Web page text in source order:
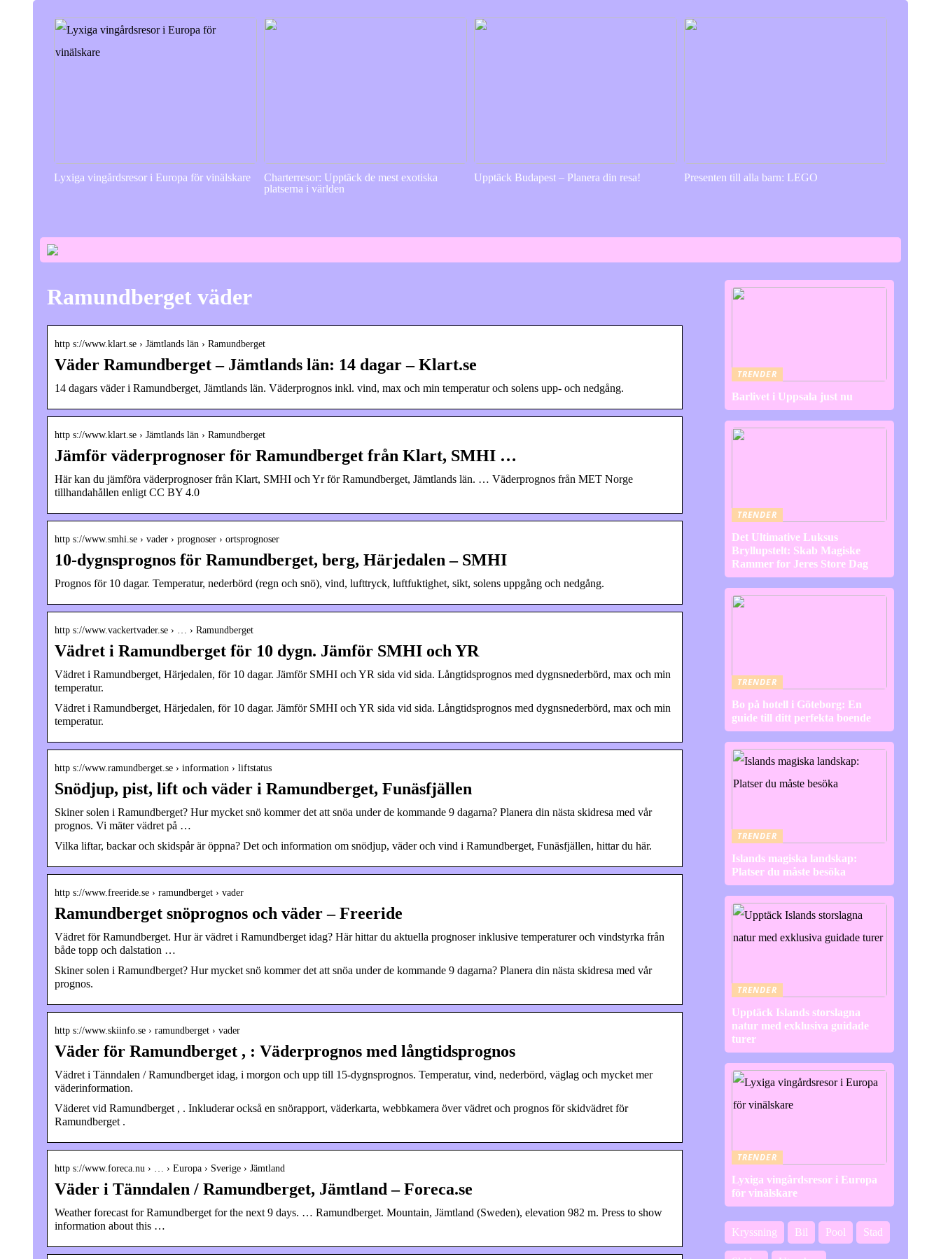
Lyxiga vingårdsresor i Europa för vinälskare
Charterresor: Upptäck de mest exotiska
platserna i världen
Upptäck Budapest – Planera din resa! Presenten till alla barn: LEGO
Ramundberget väder
http s://www.klart.se › Jämtlands län › Ramundberget
Väder Ramundberget – Jämtlands län: 14 dagar – Klart.se
14 dagars väder i Ramundberget, Jämtlands län. Väderprognos inkl. vind, max och min temperatur och solens upp- och nedgång.
http s://www.klart.se › Jämtlands län › Ramundberget
Jämför väderprognoser för Ramundberget från Klart, SMHI …
Här kan du jämföra väderprognoser från Klart, SMHI och Yr för Ramundberget, Jämtlands län. … Väderprognos från MET Norge
tillhandahållen enligt CC BY 4.0
http s://www.smhi.se › vader › prognoser › ortsprognoser
10-dygnsprognos för Ramundberget, berg, Härjedalen – SMHI
Prognos för 10 dagar. Temperatur, nederbörd (regn och snö), vind, lufttryck, luftfuktighet, sikt, solens uppgång och nedgång.
http s://www.vackertvader.se › … › Ramundberget
Vädret i Ramundberget för 10 dygn. Jämför SMHI och YR
Vädret i Ramundberget, Härjedalen, för 10 dagar. Jämför SMHI och YR sida vid sida. Långtidsprognos med dygnsnederbörd, max och min
temperatur.
Vädret i Ramundberget, Härjedalen, för 10 dagar. Jämför SMHI och YR sida vid sida. Långtidsprognos med dygnsnederbörd, max och min
temperatur.
http s://www.ramundberget.se › information › liftstatus
Snödjup, pist, lift och väder i Ramundberget, Funäsfjällen
Skiner solen i Ramundberget? Hur mycket snö kommer det att snöa under de kommande 9 dagarna? Planera din nästa skidresa med vår
prognos. Vi mäter vädret på …
Vilka liftar, backar och skidspår är öppna? Det och information om snödjup, väder och vind i Ramundberget, Funäsfjällen, hittar du här.
http s://www.freeride.se › ramundberget › vader
Ramundberget snöprognos och väder – Freeride
Vädret för Ramundberget. Hur är vädret i Ramundberget idag? Här hittar du aktuella prognoser inklusive temperaturer och vindstyrka från
både topp och dalstation …
Skiner solen i Ramundberget? Hur mycket snö kommer det att snöa under de kommande 9 dagarna? Planera din nästa skidresa med vår
prognos.
http s://www.skiinfo.se › ramundberget › vader
Väder för Ramundberget , : Väderprognos med långtidsprognos
Vädret i Tänndalen / Ramundberget idag, i morgon och upp till 15-dygnsprognos. Temperatur, vind, nederbörd, väglag och mycket mer
väderinformation.
Väderet vid Ramundberget , . Inkluderar också en snörapport, väderkarta, webbkamera över vädret och prognos för skidvädret för
Ramundberget .
http s://www.foreca.nu › … › Europa › Sverige › Jämtland
Väder i Tänndalen / Ramundberget, Jämtland – Foreca.se
Weather forecast for Ramundberget for the next 9 days. … Ramundberget. Mountain, Jämtland (Sweden), elevation 982 m. Press to show
information about this …
TRENDER
Barlivet i Uppsala just nu
TRENDER
Det Ultimative Luksus
Bryllupstelt: Skab Magiske
Rammer for Jeres Store Dag
TRENDER
Bo på hotell i Göteborg: En
guide till ditt perfekta boende
TRENDER
Islands magiska landskap:
Platser du måste besöka
TRENDER
Upptäck Islands storslagna
natur med exklusiva guidade
turer
TRENDER
Lyxiga vingårdsresor i Europa
för vinälskare
Kryssning Bil Pool Stad